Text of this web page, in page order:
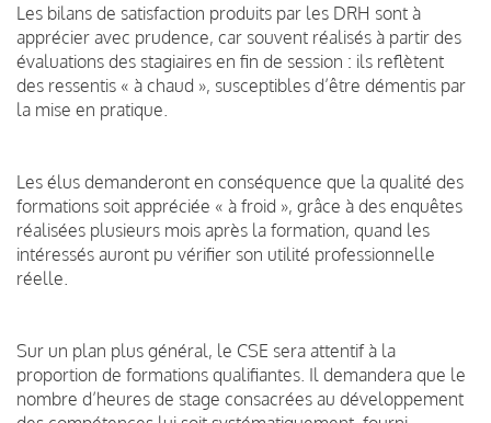
Les bilans de satisfaction produits par les DRH sont à
apprécier avec prudence, car souvent réalisés à partir des
évaluations des stagiaires en fin de session : ils reflètent
des ressentis « à chaud », susceptibles d’être démentis par
la mise en pratique.
Les élus demanderont en conséquence que la qualité des
formations soit appréciée « à froid », grâce à des enquêtes
réalisées plusieurs mois après la formation, quand les
intéressés auront pu vérifier son utilité professionnelle
réelle.
Sur un plan plus général, le CSE sera attentif à la
proportion de formations qualifiantes. Il demandera que le
nombre d’heures de stage consacrées au développement